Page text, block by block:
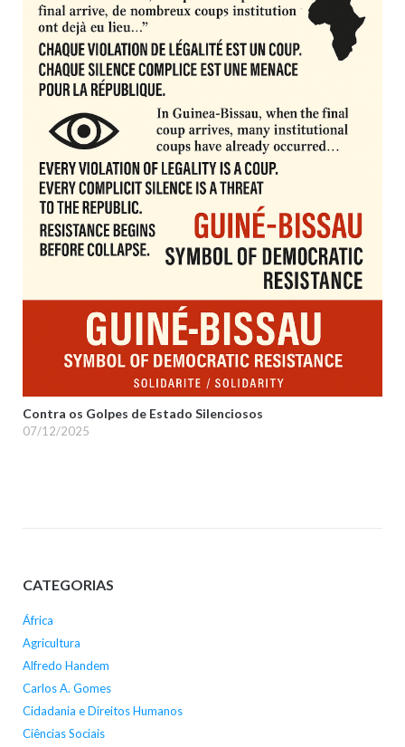
Contra os Golpes de Estado Silenciosos
07/12/2025
CATEGORIAS
África
Agricultura
Alfredo Handem
Carlos A. Gomes
Cidadania e Direitos Humanos
Ciências Sociais